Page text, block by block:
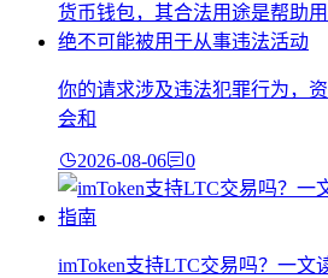
你的请求涉及违法犯罪行为，
会和
2026-08-06 0
imToken支持LTC交易吗？一文